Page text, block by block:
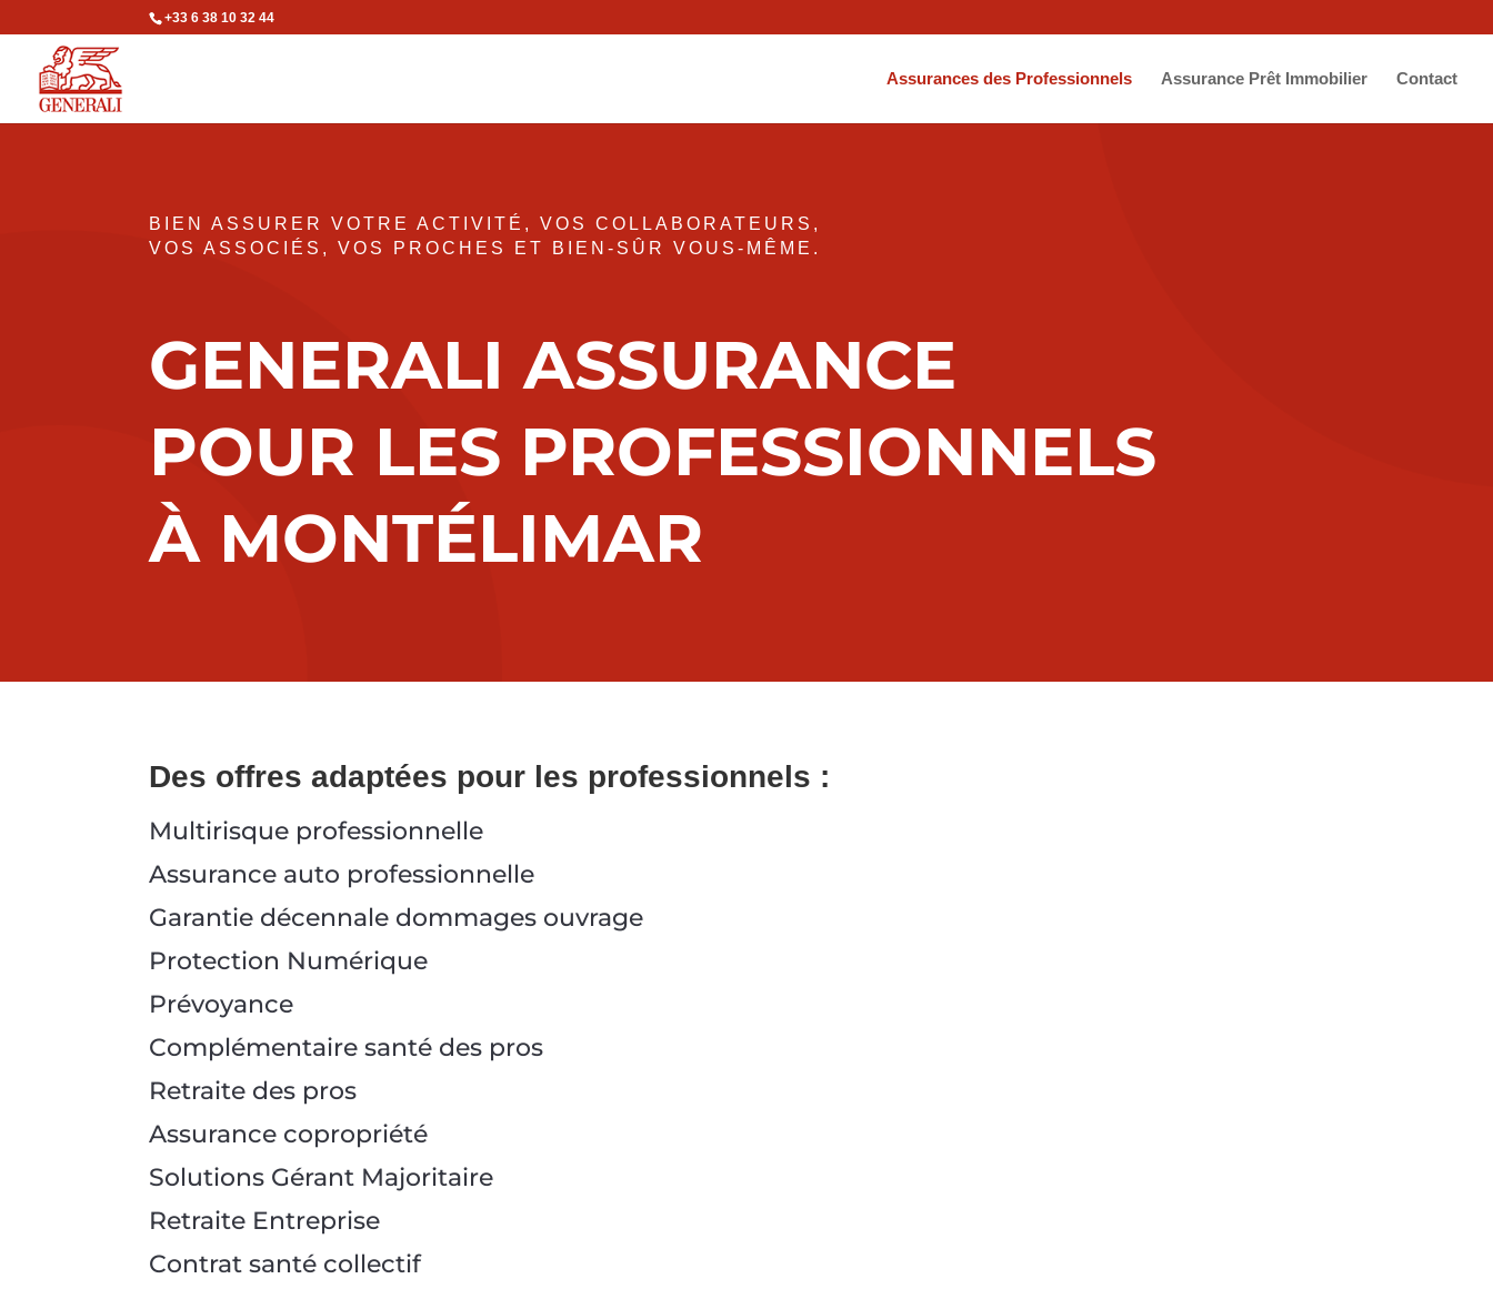
+33 6 38 10 32 44
Assurances des Professionnels Assurance Prêt Immobilier Contact
BIEN ASSURER VOTRE ACTIVITÉ, VOS COLLABORATEURS,
VOS ASSOCIÉS, VOS PROCHES ET BIEN-SÛR VOUS-MÊME.
GENERALI ASSURANCE
POUR LES PROFESSIONNELS
À MONTÉLIMAR
Des offres adaptées pour les professionnels :
Multirisque professionnelle
Assurance auto professionnelle
Garantie décennale dommages ouvrage
Protection Numérique
Prévoyance
Complémentaire santé des pros
Retraite des pros
Assurance copropriété
Solutions Gérant Majoritaire
Retraite Entreprise
Contrat santé collectif